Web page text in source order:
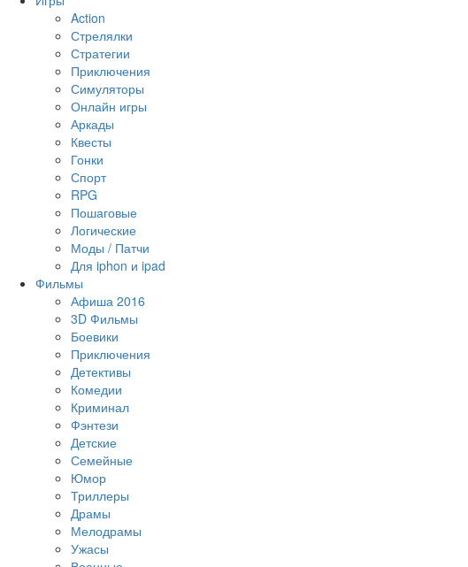
Action
Стрелялки
Стратегии
Приключения
Симуляторы
Онлайн игры
Аркады
Квесты
Гонки
Спорт
RPG
Пошаговые
Логические
Моды / Патчи
Для iphon и ipad
Фильмы
Афиша 2016
3D Фильмы
Боевики
Приключения
Детективы
Комедии
Криминал
Фэнтези
Детские
Семейные
Юмор
Триллеры
Драмы
Мелодрамы
Ужасы